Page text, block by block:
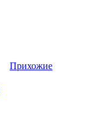
Прихожие